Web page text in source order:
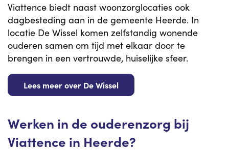
Viattence biedt naast woonzorglocaties ook
dagbesteding aan in de gemeente Heerde. In
locatie De Wissel komen zelfstandig wonende
ouderen samen om tijd met elkaar door te
brengen in een vertrouwde, huiselijke sfeer.
Lees meer over De Wissel
Werken in de ouderenzorg bij
Viattence in Heerde?